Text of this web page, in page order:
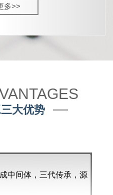
多>>
大优势
中间体，三代传承，源